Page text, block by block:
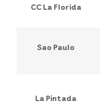
CC La Florida
Sao Paulo
La Pintada